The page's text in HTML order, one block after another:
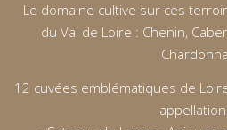
Le domaine cultive sur ces
du Val de Loire : Chenin,
12 cuvées emblématiques de